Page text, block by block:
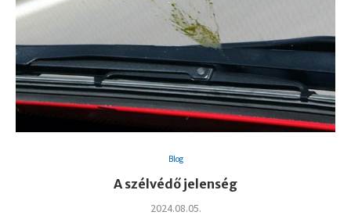
Blog
A szélvédő jelenség
2024.08.05.